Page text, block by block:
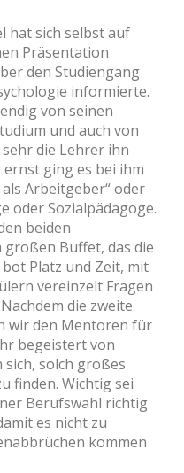
hat sich selbst auf
Präsentation
den Studiengang
informierte.
von seinen
und auch von
die Lehrer ihn
ging es bei ihm
Arbeitgeber“ oder
oder Sozialpädagoge.
beiden
Buffet, das die
Platz und Zeit, mit
vereinzelt Fragen
die zweite
wir den Mentoren für
begeistert von
solch großes
finden. Wichtig sei
Berufswahl richtig
es nicht zu
kommen